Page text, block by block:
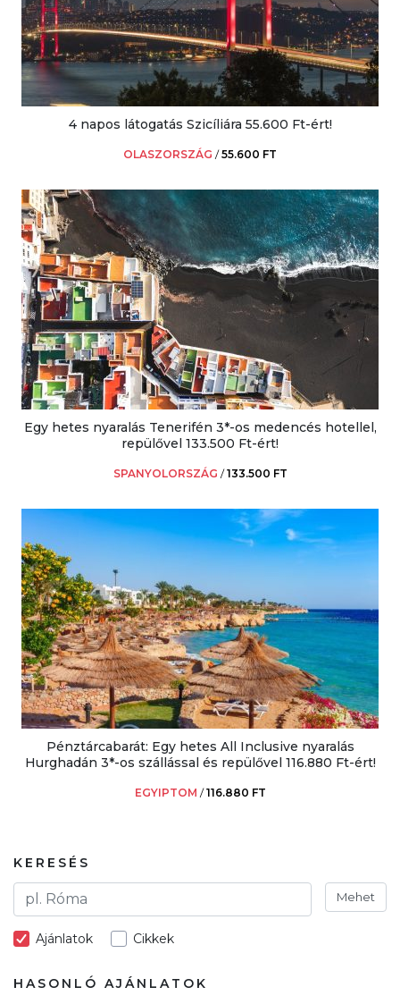
4 napos látogatás Szicíliára 55.600 Ft-ért!
OLASZORSZÁG /55.600 FT
Egy hetes nyaralás Tenerifén 3*-os medencés hotellel,
repülővel 133.500 Ft-ért!
SPANYOLORSZÁG /133.500 FT
Pénztárcabarát: Egy hetes All Inclusive nyaralás
Hurghadán 3*-os szállással és repülővel 116.880 Ft-ért!
EGYIPTOM /116.880 FT
KERESÉS
Mehet
Ajánlatok Cikkek
HASONLÓ AJÁNLATOK